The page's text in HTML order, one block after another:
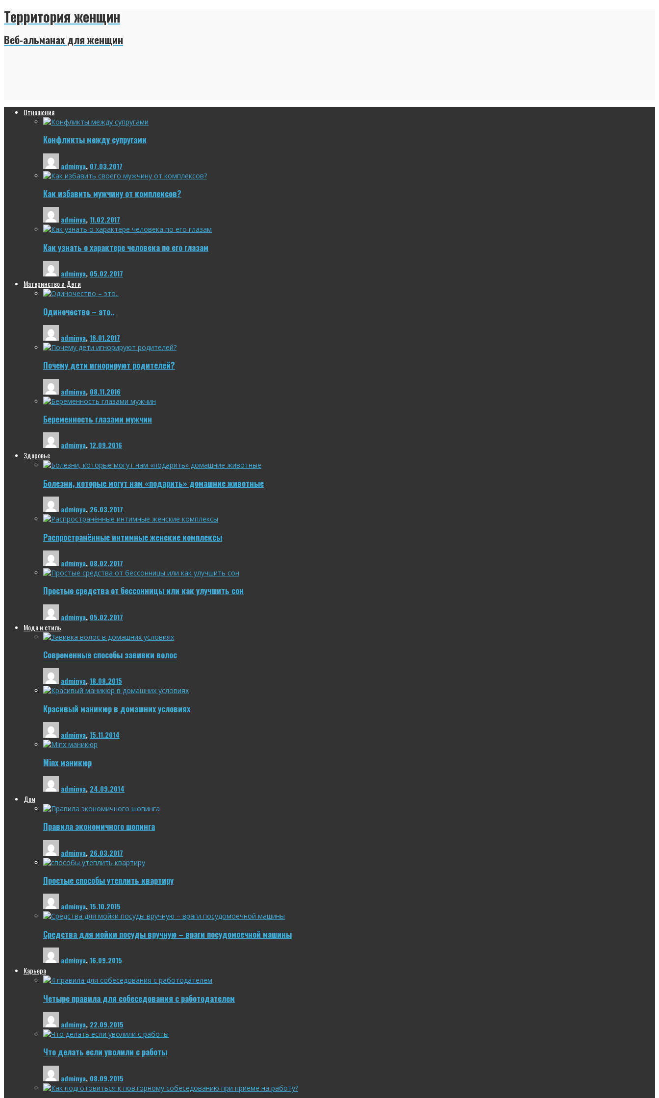
Территория женщин
Веб-альманах для женщин
Отношения
Конфликты между супругами
adminya, 07.03.2017
Как избавить мужчину от комплексов?
adminya,11.02.2017
Как узнать о характере человека по его глазам
adminya, 05.02.2017
Материнство и Дети
Одиночество – это..
adminya,16.01.2017
Почему дети игнорируют родителей?
adminya, 08.11.2016
Беременность глазами мужчин
adminya,12.09.2016
Здоровье
Болезни, которые могут нам «подарить» домашние животные
adminya, 26.03.2017
Распространённые интимные женские комплексы
adminya, 08.02.2017
Простые средства от бессонницы или как улучшить сон
adminya, 05.02.2017
Мода и стиль
Современные способы завивки волос
adminya,18.08.2015
Красивый маникюр в домашних условиях
adminya,15.11.2014
Minx маникюр
adminya, 24.09.2014
Дом
Правила экономичного шопинга
adminya, 26.03.2017
Простые способы утеплить квартиру
adminya,15.10.2015
Средства для мойки посуды вручную – враги посудомоечной машины
adminya,16.09.2015
Карьера
Четыре правила для собеседования с работодателем
adminya, 22.09.2015
Что делать если уволили с работы
adminya, 08.09.2015